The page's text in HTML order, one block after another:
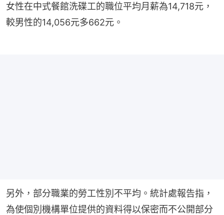
女性在中式餐館洗碟工的職位平均月薪為14,718元，
較男性的14,056元多662元。
另外，部分職業的勞工性別不平均。統計處報告指，
為使個別機構單位提供的資料得以保密而不公開部分